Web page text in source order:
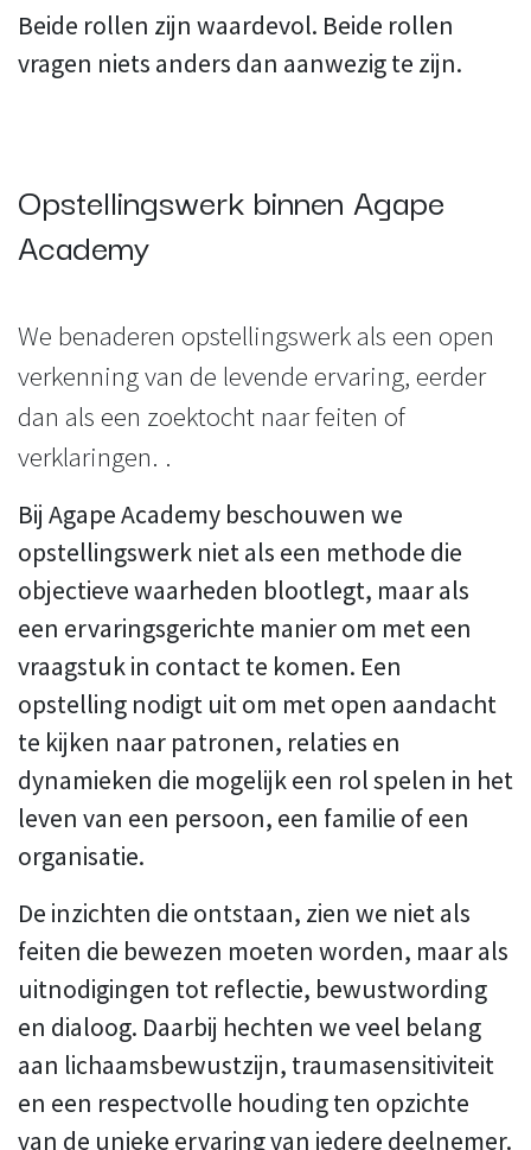
Beide rollen zijn waardevol. Beide rollen
vragen niets anders dan aanwezig te zijn.
Opstellingswerk binnen Agape
Academy
We benaderen opstellingswerk als een open
verkenning van de levende ervaring, eerder
dan als een zoektocht naar feiten of
verklaringen. .
Bij Agape Academy beschouwen we
opstellingswerk niet als een methode die
objectieve waarheden blootlegt, maar als
een ervaringsgerichte manier om met een
vraagstuk in contact te komen. Een
opstelling nodigt uit om met open aandacht
te kijken naar patronen, relaties en
dynamieken die mogelijk een rol spelen in het
leven van een persoon, een familie of een
organisatie.
De inzichten die ontstaan, zien we niet als
feiten die bewezen moeten worden, maar als
uitnodigingen tot reflectie, bewustwording
en dialoog. Daarbij hechten we veel belang
aan lichaamsbewustzijn, traumasensitiviteit
en een respectvolle houding ten opzichte
van de unieke ervaring van iedere deelnemer.